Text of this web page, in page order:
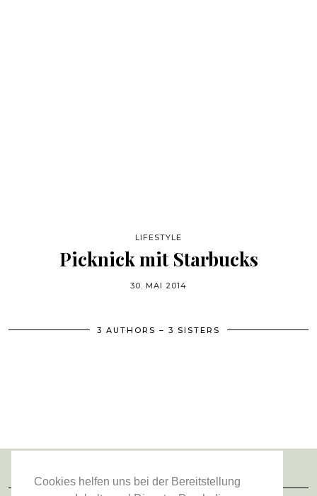
Cookies helfen uns bei der Bereitstellung
LIFESTYLE
Picknick mit Starbucks
30. MAI 2014
3 AUTHORS – 3 SISTERS
FOLGE UNS